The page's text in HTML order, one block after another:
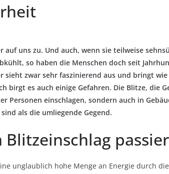
auf uns zu. Und auch, wenn sie teilweise
so haben die Menschen doch seit
sieht zwar sehr faszinierend aus und bringt
birgt es auch einige Gefahren. Die Blitze, die
Personen einschlagen, sondern auch in
als die umliegende Gegend.
unglaublich hohe Menge an Energie durch